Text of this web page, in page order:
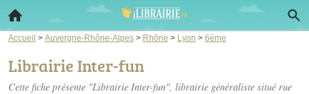
Accueil > Auvergne-Rhône-Alpes > Rhône > Lyon > 6ème
Librairie Inter-fun
Cette fiche présente "Librairie Inter-fun", librairie généraliste situé rue